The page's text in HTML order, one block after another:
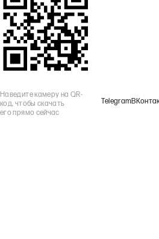
Наведите камеру на QR-
код, чтобы скачать
его прямо сейчас
Telegram